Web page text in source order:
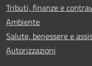
Tributi, finanze e
Ambiente
Salute, benessere e
Autorizzazioni